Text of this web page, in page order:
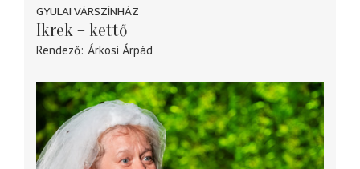
GYULAI VÁRSZÍNHÁZ
Ikrek – kettő
Rendező Árkosi Árpád